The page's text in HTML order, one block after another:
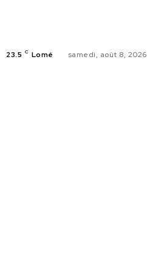
23.5 C Lomé samedi, août 8, 2026